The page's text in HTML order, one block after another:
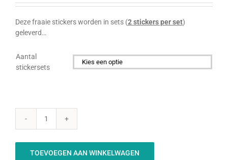
Deze fraaie stickers worden in sets (2 stickers per set)
geleverd…
Aantal
stickersets
Mariniers
-
Camouflage
TOEVOEGEN AAN WINKELWAGEN